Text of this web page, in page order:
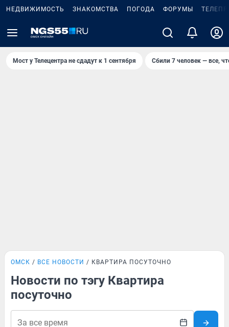
НЕДВИЖИМОСТЬ ЗНАКОМСТВА ПОГОДА ФОРУМЫ
Мост у Телецентра не сдадут к 1 сентября Сбили 7 человек — все,
ОМСК ВСЕ НОВОСТИ КВАРТИРА ПОСУТОЧНО
Новости по тэгу Квартира
посуточно